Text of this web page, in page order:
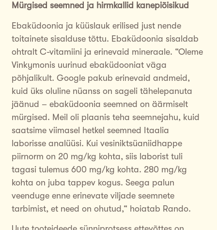
Mürgised seemned ja hirmkallid kanepiõisikud
Ebaküdoonia ja küüslauk erilised just nende
toitainete sisalduse tõttu. Ebaküdoonia sisaldab
ohtralt C-vitamiini ja erinevaid mineraale. “Oleme
Vinkymonis uurinud ebaküdooniat väga
põhjalikult. Google pakub erinevaid andmeid,
kuid üks oluline nüanss on sageli tähelepanuta
jäänud – ebaküdoonia seemned on äärmiselt
mürgised. Meil oli plaanis teha seemnejahu, kuid
saatsime viimasel hetkel seemned Itaalia
laborisse analüüsi. Kui vesiniktsüaniidhappe
piirnorm on 20 mg/kg kohta, siis laborist tuli
tagasi tulemus 600 mg/kg kohta. 280 mg/kg
kohta on juba tappev kogus. Seega palun
veenduge enne erinevate viljade seemnete
tarbimist, et need on ohutud,“ hoiatab Rando.